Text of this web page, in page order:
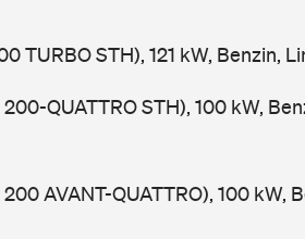
TURBO STH), 121 kW, Benzin,
QUATTRO STH), 100 kW,
AVANT-QUATTRO), 100 kW,